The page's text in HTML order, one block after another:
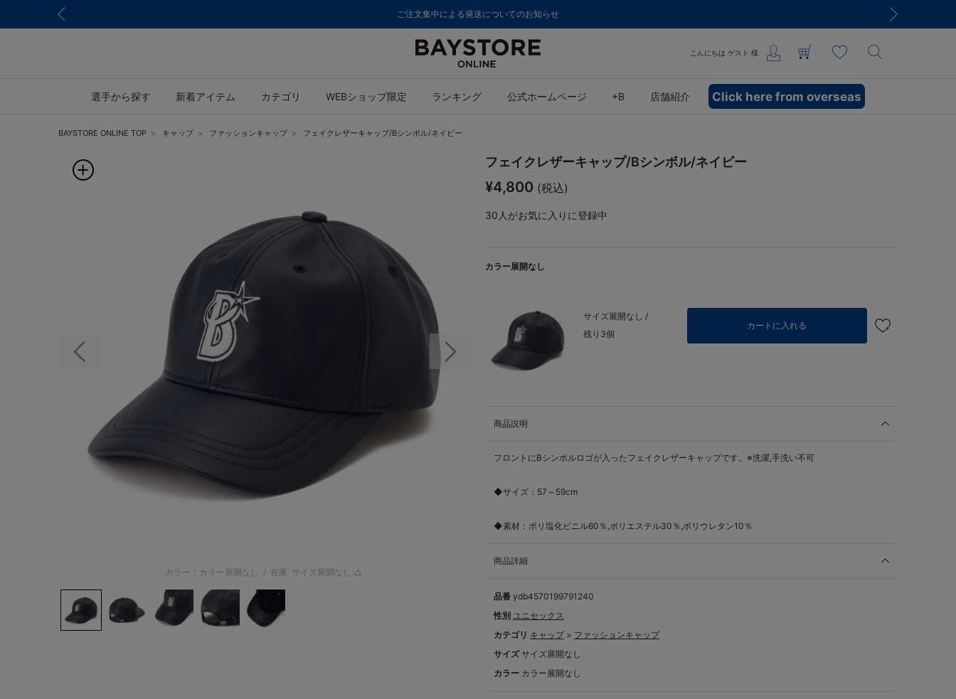
ご注文集中による発送についてのお知らせ
こんにちは ゲスト 様
選手から探す 新着アイテム カテゴリ WEBショップ限定 ランキング 公式ホームページ +B 店舗紹介 Click here from overseas
BAYSTORE ONLINE TOP キャップ ファッションキャップ フェイクレザーキャップ/Bシンボル/ネイビー
前の画像 次の画像
カラー：カラー展開なし / 在庫 サイズ展開なし:△
フェイクレザーキャップ/Bシンボル/ネイビー
¥4,800 (税込)
30 人がお気に入りに登録中
カラー展開なし
サイズ展開なし /
残り3個
カートに入れる
商品説明
フロントにBシンボルロゴが入ったフェイクレザーキャップです。※洗濯,手洗い不可
◆サイズ：57～59cm
◆素材：ポリ塩化ビニル60％,ポリエステル30％,ポリウレタン10％
商品詳細
品番 ydb4570199791240
性別 ユニセックス
カテゴリ キャップ > ファッションキャップ
サイズ サイズ展開なし
カラー カラー展開なし